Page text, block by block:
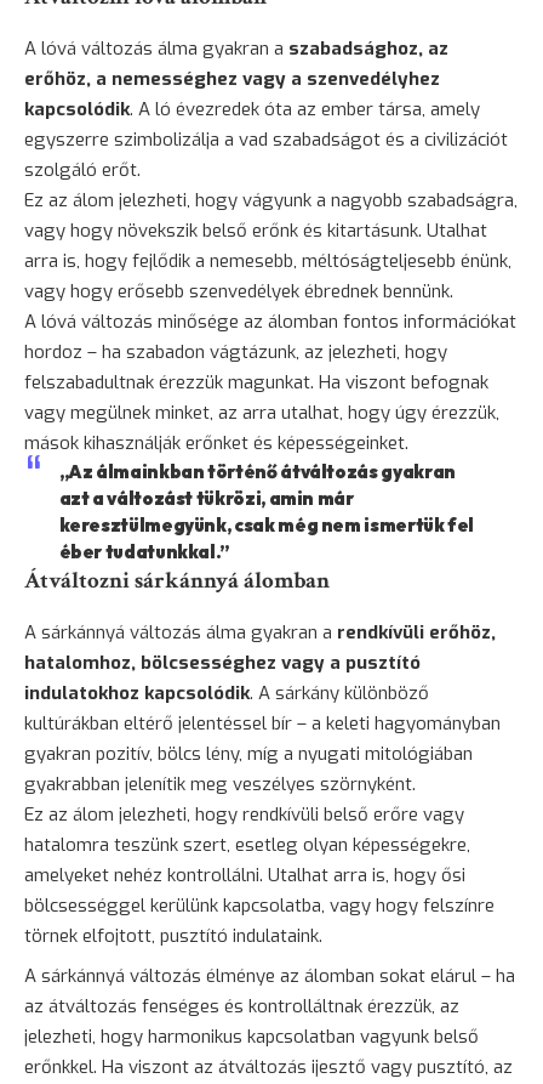
A lóvá változás álma gyakran a szabadsághoz, az
erőhöz, a nemességhez vagy a szenvedélyhez
kapcsolódik. A ló évezredek óta az ember társa, amely
egyszerre szimbolizálja a vad szabadságot és a civilizációt
szolgáló erőt.
Ez az álom jelezheti, hogy vágyunk a nagyobb szabadságra,
vagy hogy növekszik belső erőnk és kitartásunk. Utalhat
arra is, hogy fejlődik a nemesebb, méltóságteljesebb énünk,
vagy hogy erősebb szenvedélyek ébrednek bennünk.
A lóvá változás minősége az álomban fontos információkat
hordoz – ha szabadon vágtázunk, az jelezheti, hogy
felszabadultnak érezzük magunkat. Ha viszont befognak
vagy megülnek minket, az arra utalhat, hogy úgy érezzük,
mások kihasználják erőnket és képességeinket.
„Az álmainkban történő átváltozás gyakran
azt a változást tükrözi, amin már
keresztülmegyünk, csak még nem ismertük fel
éber tudatunkkal.”
Átváltozni sárkánnyá álomban
A sárkánnyá változás álma gyakran a rendkívüli erőhöz,
hatalomhoz, bölcsességhez vagy a pusztító
indulatokhoz kapcsolódik. A sárkány különböző
kultúrákban eltérő jelentéssel bír – a keleti hagyományban
gyakran pozitív, bölcs lény, míg a nyugati mitológiában
gyakrabban jelenítik meg veszélyes szörnyként.
Ez az álom jelezheti, hogy rendkívüli belső erőre vagy
hatalomra teszünk szert, esetleg olyan képességekre,
amelyeket nehéz kontrollálni. Utalhat arra is, hogy ősi
bölcsességgel kerülünk kapcsolatba, vagy hogy felszínre
törnek elfojtott, pusztító indulataink.
A sárkánnyá változás élménye az álomban sokat elárul – ha
az átváltozás fenséges és kontrolláltnak érezzük, az
jelezheti, hogy harmonikus kapcsolatban vagyunk belső
erőnkkel. Ha viszont az átváltozás ijesztő vagy pusztító, az